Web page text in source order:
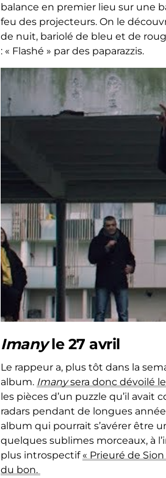
balance en premier lieu sur une
feu des projecteurs. On le
de nuit, bariolé de bleu et de
: « Flashé » par des paparazzis.
Imanyle 27 avril
Le rappeur a, plus tôt dans la
album. Imanysera donc dévoilé le
les pièces d’un puzzle qu’il
radars pendant de longues
album qui pourrait s’avérer être
quelques sublimes morceaux, à
plus introspectif « Prieuré de Sion
du bon.